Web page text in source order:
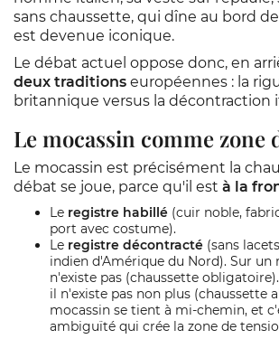
sans chaussette, qui dîne au bord
est devenue iconique.
Le débat actuel oppose donc, en
deux traditions européennes : la
britannique versus la décontraction
Le mocassin comme zone
Le mocassin est précisément la
débat se joue, parce qu'il est à la
Le registre habillé (cuir noble,
port avec costume).
Le registre décontracté (sans
indien d'Amérique du Nord). Sur un
n'existe pas (chaussette
il n'existe pas non plus (chaussette
mocassin se tient à mi-chemin, et
ambiguïté qui crée la zone de